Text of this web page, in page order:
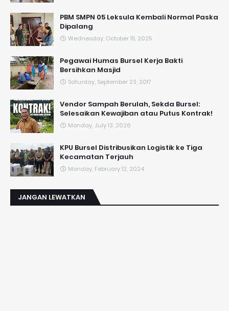
PBM SMPN 05 Leksula Kembali Normal Paska
Dipalang
Wednesday, October 15, 2025
Pegawai Humas Bursel Kerja Bakti
Bersihkan Masjid
Saturday, September 23, 2017
Vendor Sampah Berulah, Sekda Bursel:
Selesaikan Kewajiban atau Putus Kontrak!
Monday, July 13, 2026
KPU Bursel Distribusikan Logistik ke Tiga
Kecamatan Terjauh
Monday, February 12, 2024
JANGAN LEWATKAN